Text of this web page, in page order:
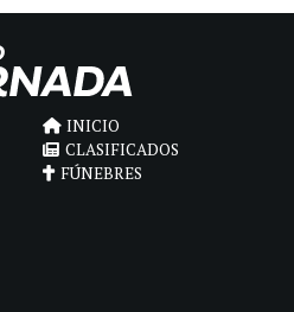
INICIO
CLASIFICADOS
FÚNEBRES